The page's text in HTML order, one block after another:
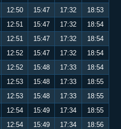
12:50 15:47 17:32
18:53
12:51 15:47 17:32
18:54
12:51 15:47 17:32
18:54
12:52 15:47 17:32
18:54
12:52 15:48 17:33
18:54
12:53 15:48 17:33
18:55
12:53 15:48 17:33
18:55
12:54 15:49 17:34
18:55
12:54 15:49 17:34
18:56